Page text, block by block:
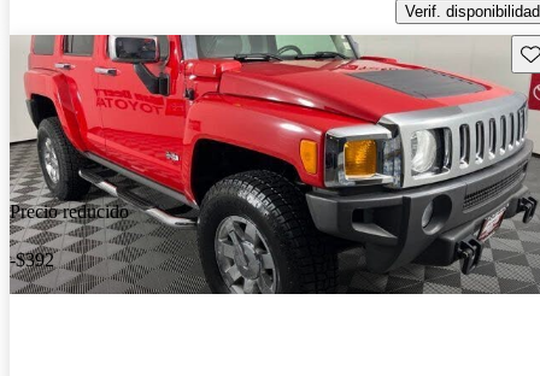
Verif. disponibilidad
Precio reducido
-$392